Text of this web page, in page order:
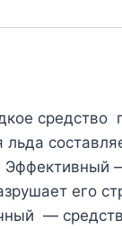
средство
—
его
—